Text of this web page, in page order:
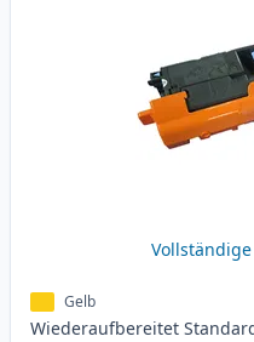
Gelb
Wiederaufbereitet